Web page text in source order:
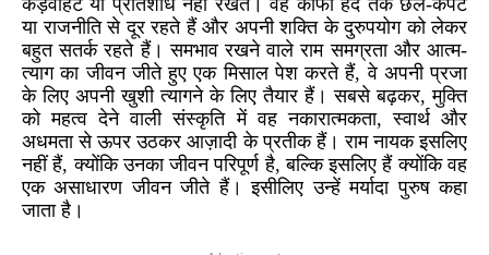
कड़वाहट या प्रतिशोध नहीं रखते। वह काफी हद तक छल-कपट
या राजनीति से दूर रहते हैं और अपनी शक्ति के दुरुपयोग को लेकर
बहुत सतर्क रहते हैं। समभाव रखने वाले राम समग्रता और आत्म-
त्याग का जीवन जीते हुए एक मिसाल पेश करते हैं, वे अपनी प्रजा
के लिए अपनी खुशी त्यागने के लिए तैयार हैं। सबसे बढ़कर, मुक्ति
को महत्व देने वाली संस्कृति में वह नकारात्मकता, स्वार्थ और
अधमता से ऊपर उठकर आज़ादी के प्रतीक हैं। राम नायक इसलिए
नहीं हैं, क्योंकि उनका जीवन परिपूर्ण है, बल्कि इसलिए हैं क्योंकि वह
एक असाधारण जीवन जीते हैं। इसीलिए उन्हें मर्यादा पुरुष कहा
जाता है।